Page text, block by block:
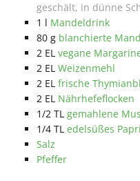
geschält, in dünne
1 l Mandeldrink
80 g blanchierte
2 EL vegane
2 EL Weizenmehl
2 EL frische
2 EL Nährhefeflocken
1/2 TL gemahlene
1/4 TL edelsüßes
Salz
Pfeffer